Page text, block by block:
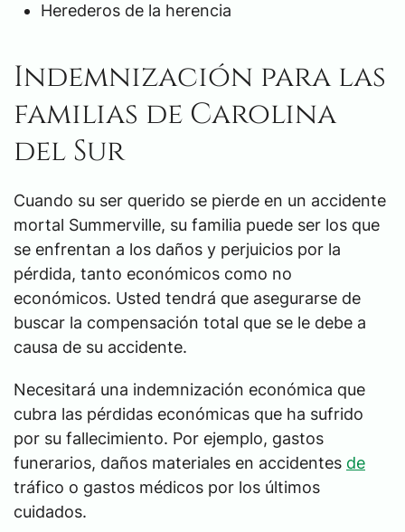
Herederos de la herencia
Indemnización para las
familias de Carolina
del Sur
Cuando su ser querido se pierde en un accidente
mortal Summerville, su familia puede ser los que
se enfrentan a los daños y perjuicios por la
pérdida, tanto económicos como no
económicos. Usted tendrá que asegurarse de
buscar la compensación total que se le debe a
causa de su accidente.
Necesitará una indemnización económica que
cubra las pérdidas económicas que ha sufrido
por su fallecimiento. Por ejemplo, gastos
funerarios, daños materiales en accidentes de
tráfico o gastos médicos por los últimos
cuidados.